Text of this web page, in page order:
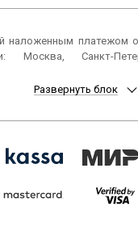
наложенным платежом
Москва, Санкт-
Уфа, Красноярск,
Хабаровск,
Киров,
Ставрополь, Улан-Удэ,
Калуга,
Развернуть блок